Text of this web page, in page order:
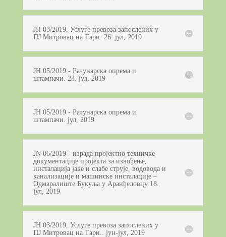
ЈН 03/2019, Услуге превоза запослених у
ПЈ Митровац на Тари. 26. јул, 2019
ЈН 05/2019 - Рачунарска опрема и
штампачи. 23. јул, 2019
ЈН 05/2019 - Рачунарска опрема и
штампачи. јул, 2019
JN 06/2019 - израда пројектно техничке
документације пројекта за извођење,
инсталација јаке и слабе струје, водовода и
канализације и машинске инсталације –
Одмаралиште Букуља у Аранђеловцу 18.
јул, 2019
ЈН 03/2019, Услуге превоза запослених у
ПЈ Митровац на Тари.. јун-јул, 2019